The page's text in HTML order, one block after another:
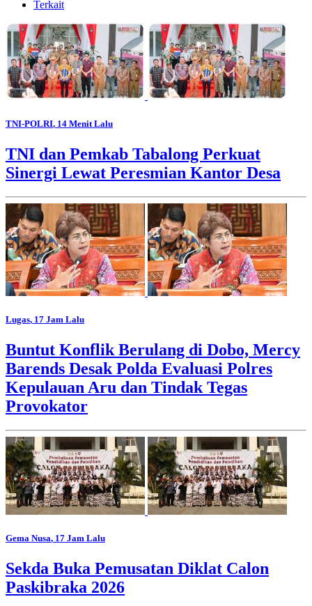
Terkait
TNI-POLRI, 14 Menit Lalu
TNI dan Pemkab Tabalong Perkuat
Sinergi Lewat Peresmian Kantor Desa
Lugas, 17 Jam Lalu
Buntut Konflik Berulang di Dobo, Mercy
Barends Desak Polda Evaluasi Polres
Kepulauan Aru dan Tindak Tegas
Provokator
Gema Nusa, 17 Jam Lalu
Sekda Buka Pemusatan Diklat Calon
Paskibraka 2026